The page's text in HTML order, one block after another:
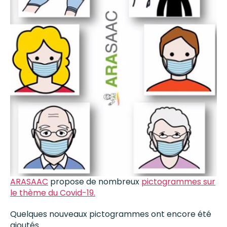
ARASAAC propose de nombreux pictogrammes sur
le thème du Covid-19.
Quelques nouveaux pictogrammes ont encore été